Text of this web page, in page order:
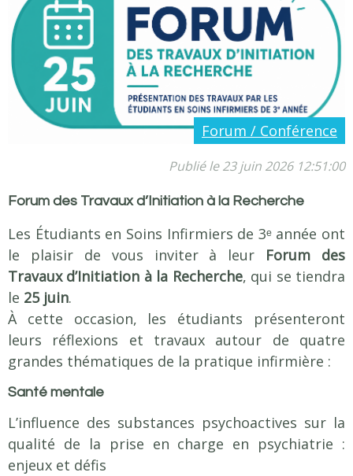
Notre équipe
Taxe apprentissage
Formations
Devenir infirmier(e)
Le metier
Pratique / Stage
Coûts et Aides Financières
Devenir Aide-soignant(e)
Le metier
La formation
Théorique
Pratique / Stage
Coûts et Aides Financières
Stages
Informations pratiques
Forum / Conférence
Publié le 23 juin 2026 12:51:00
Forum des Travaux d’Initiation à la Recherche
Les Étudiants en Soins Infirmiers de 3ᵉ année ont
le plaisir de vous inviter à leur Forum des
Travaux d’Initiation à la Recherche, qui se tiendra
le 25 juin.
À cette occasion, les étudiants présenteront
leurs réflexions et travaux autour de quatre
grandes thématiques de la pratique infirmière :
Santé mentale
L’influence des substances psychoactives sur la
qualité de la prise en charge en psychiatrie :
enjeux et défis